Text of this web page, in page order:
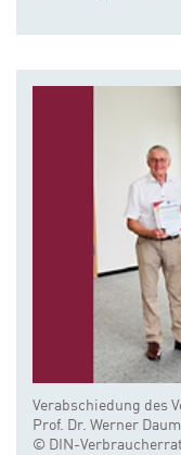
Verabschiedung des
Prof. Dr. Werner Daum
© DIN-Verbraucherrat